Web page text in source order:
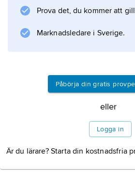
.
Prova det, du kommer att
Marknadsledare i Sverige.
Påbörja din gratis
eller
Logga in
Är du lärare? Starta din kostnadsfria